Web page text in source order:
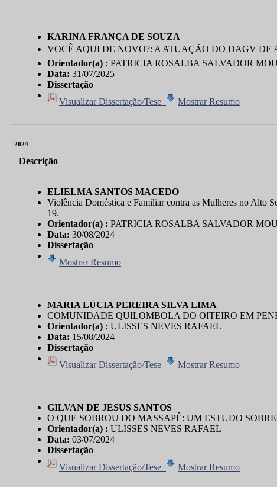
KARINA FRANÇA DE SOUZA
VOCÊ AQUI DE NOVO?: A ATUAÇÃO DO DAGV
Orientador(a) : PATRICIA ROSALBA SALVADOR
Data: 31/07/2025
Dissertação
Visualizar Dissertação/Tese
Mostrar Resumo
2024
Descrição
ELIELMA SANTOS MACEDO
Violência Doméstica e Familiar contra as Mulheres no Alto
19.
Orientador(a) : PATRICIA ROSALBA SALVADOR
Data: 30/08/2024
Dissertação
Mostrar Resumo
MARIA LÚCIA PEREIRA SILVA LIMA
COMUNIDADE QUILOMBOLA DO OITEIRO EM
Orientador(a) : ULISSES NEVES RAFAEL
Data: 15/08/2024
Dissertação
Visualizar Dissertação/Tese
Mostrar Resumo
GILVAN DE JESUS SANTOS
O QUE SOBROU DO MASSAPÊ: UM ESTUDO
Orientador(a) : ULISSES NEVES RAFAEL
Data: 03/07/2024
Dissertação
Visualizar Dissertação/Tese
Mostrar Resumo